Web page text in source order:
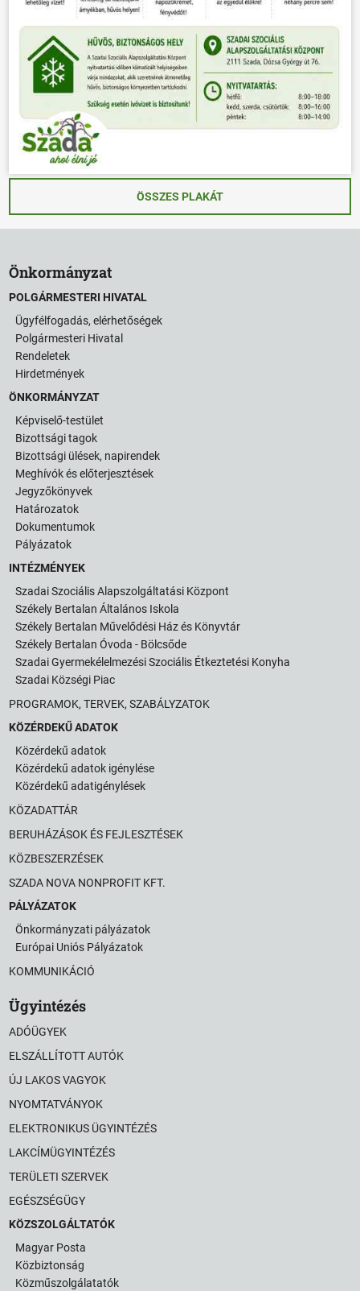
ÖSSZES PLAKÁT
Önkormányzat
POLGÁRMESTERI HIVATAL
Ügyfélfogadás, elérhetőségek
Polgármesteri Hivatal
Rendeletek
Hirdetmények
ÖNKORMÁNYZAT
Képviselő-testület
Bizottsági tagok
Bizottsági ülések, napirendek
Meghívók és előterjesztések
Jegyzőkönyvek
Határozatok
Dokumentumok
Pályázatok
INTÉZMÉNYEK
Szadai Szociális Alapszolgáltatási Központ
Székely Bertalan Általános Iskola
Székely Bertalan Művelődési Ház és Könyvtár
Székely Bertalan Óvoda - Bölcsőde
Szadai Gyermekélelmezési Szociális Étkeztetési Konyha
Szadai Községi Piac
PROGRAMOK, TERVEK, SZABÁLYZATOK
KÖZÉRDEKŰ ADATOK
Közérdekű adatok
Közérdekű adatok igénylése
Közérdekű adatigénylések
KÖZADATTÁR
BERUHÁZÁSOK ÉS FEJLESZTÉSEK
KÖZBESZERZÉSEK
SZADA NOVA NONPROFIT KFT.
PÁLYÁZATOK
Önkormányzati pályázatok
Európai Uniós Pályázatok
KOMMUNIKÁCIÓ
Ügyintézés
ADÓÜGYEK
ELSZÁLLÍTOTT AUTÓK
ÚJ LAKOS VAGYOK
NYOMTATVÁNYOK
ELEKTRONIKUS ÜGYINTÉZÉS
LAKCÍMÜGYINTÉZÉS
TERÜLETI SZERVEK
EGÉSZSÉGÜGY
KÖZSZOLGÁLTATÓK
Magyar Posta
Közbiztonság
Közműszolgálatatók